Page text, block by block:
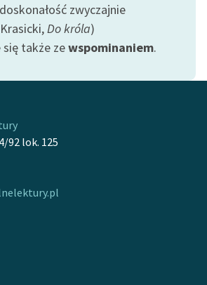
zwyczajnie
Do króla)
także zewspominaniem.
92 lok. 125